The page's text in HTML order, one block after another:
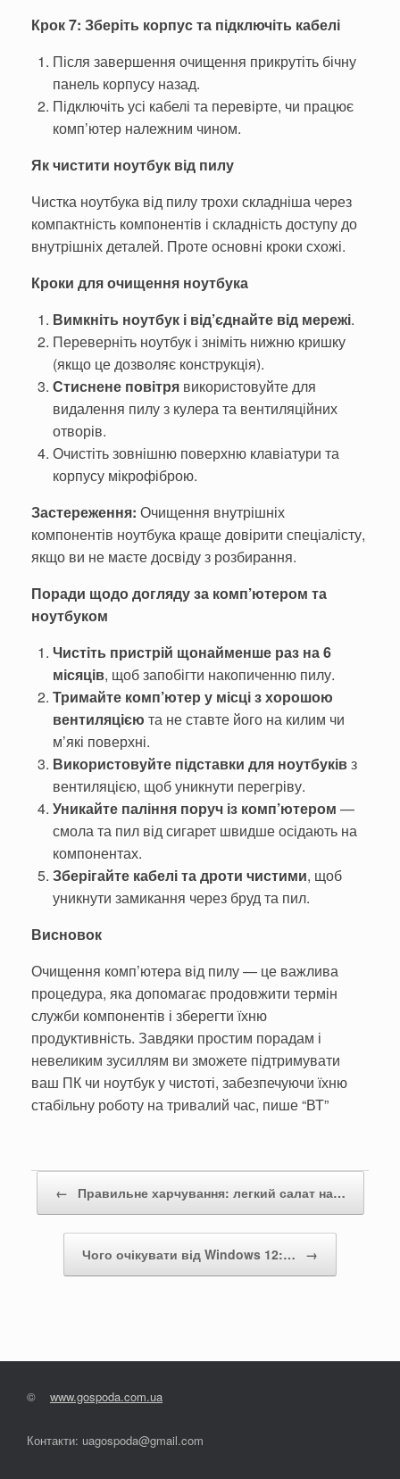
Крок 7: Зберіть корпус та підключіть кабелі
Після завершення очищення прикрутіть бічну
панель корпусу назад.
Підключіть усі кабелі та перевірте, чи працює
комп’ютер належним чином.
Як чистити ноутбук від пилу
Чистка ноутбука від пилу трохи складніша через
компактність компонентів і складність доступу до
внутрішніх деталей. Проте основні кроки схожі.
Кроки для очищення ноутбука
Вимкніть ноутбук і від’єднайте від мережі.
Переверніть ноутбук і зніміть нижню кришку
(якщо це дозволяє конструкція).
Стиснене повітря використовуйте для
видалення пилу з кулера та вентиляційних
отворів.
Очистіть зовнішню поверхню клавіатури та
корпусу мікрофіброю.
Застереження: Очищення внутрішніх
компонентів ноутбука краще довірити спеціалісту,
якщо ви не маєте досвіду з розбирання.
Поради щодо догляду за комп’ютером та
ноутбуком
Чистіть пристрій щонайменше раз на 6
місяців, щоб запобігти накопиченню пилу.
Тримайте комп’ютер у місці з хорошою
вентиляцією та не ставте його на килим чи
м’які поверхні.
Використовуйте підставки для ноутбуківз
вентиляцією, щоб уникнути перегріву.
Уникайте паління поруч із комп’ютером —
смола та пил від сигарет швидше осідають на
компонентах.
Зберігайте кабелі та дроти чистими, щоб
уникнути замикання через бруд та пил.
Висновок
Очищення комп’ютера від пилу — це важлива
процедура, яка допомагає продовжити термін
служби компонентів і зберегти їхню
продуктивність. Завдяки простим порадам і
невеликим зусиллям ви зможете підтримувати
ваш ПК чи ноутбук у чистоті, забезпечуючи їхню
стабільну роботу на тривалий час, пише “ВТ”
← Правильне харчування: легкий салат на…
Чого очікувати від Windows 12:… →
© www.gospoda.com.ua
Контакти: uagospoda@gmail.com